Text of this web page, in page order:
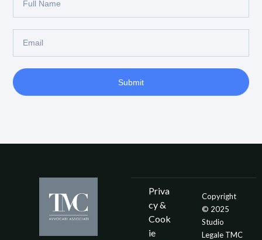
Submit
Priva
cy &
Cook
ie
Copyright
© 2025
Studio
Legale TMC